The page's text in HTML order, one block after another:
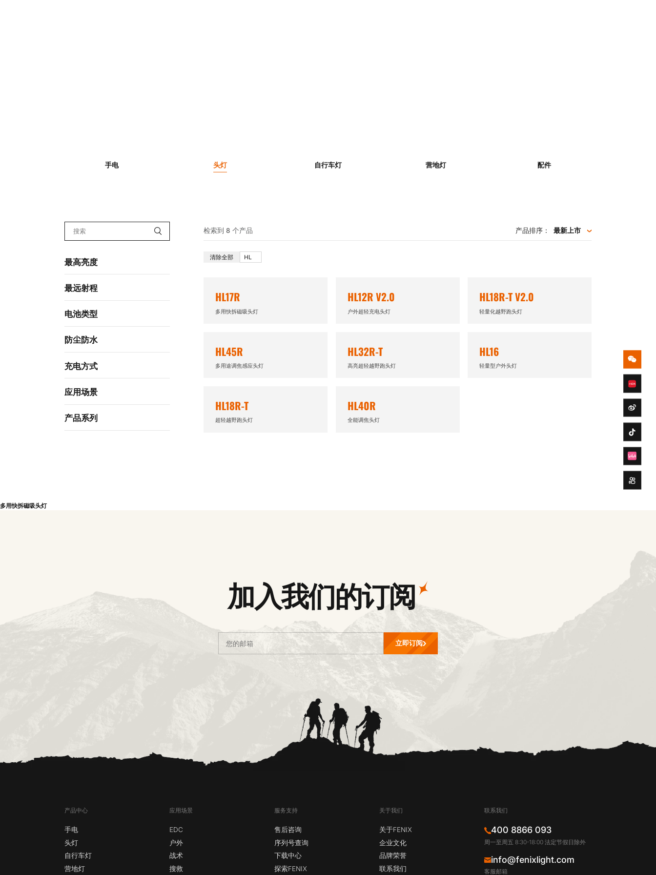
手电 头灯 自行车灯 营地灯 配件
最高亮度
最远射程
电池类型
防尘防水
充电方式
应用场景
产品系列
检索到 8 个产品 产品排序：
清除全部 HL
HL17R
多用快拆磁吸头灯
HL12R V2.0
户外超轻充电头灯
HL18R-T V2.0
轻量化越野跑头灯
HL45R
多用途调焦感应头灯
HL32R-T
高亮超轻越野跑头灯
HL16
轻量型户外头灯
HL18R-T
超轻越野跑头灯
HL40R
全能调焦头灯
多用快拆磁吸头灯
加入我们的订阅
立即订阅
产品中心
手电
头灯
自行车灯
营地灯
应用场景
EDC
户外
战术
搜救
服务支持
售后咨询
序列号查询
下载中心
探索FENIX
关于我们
关于FENIX
企业文化
品牌荣誉
联系我们
联系我们
400 8866 093
周一至周五 8:30-18:00 法定节假日除外
info@fenixlight.com
客服邮箱